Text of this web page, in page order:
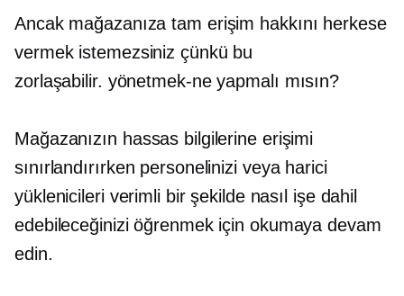
Ancak mağazanıza tam erişim hakkını herkese
vermek istemezsiniz çünkü bu
zorlaşabilir. yönetmek-neyapmalı mısın?
Mağazanızın hassas bilgilerine erişimi
sınırlandırırken personelinizi veya harici
yüklenicileri verimli bir şekilde nasıl işe dahil
edebileceğinizi öğrenmek için okumaya devam
edin.